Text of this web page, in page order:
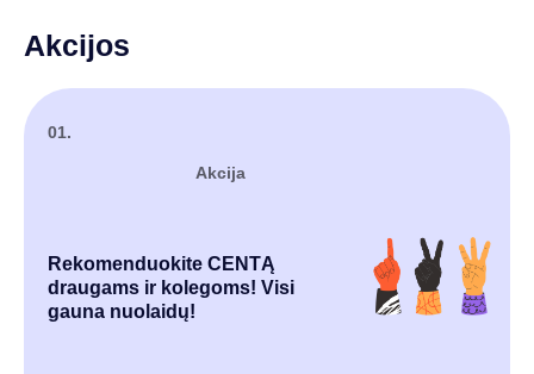
Akcijos
01.
Akcija
Rekomenduokite CENTĄ
draugams ir kolegoms! Visi
gauna nuolaidų!